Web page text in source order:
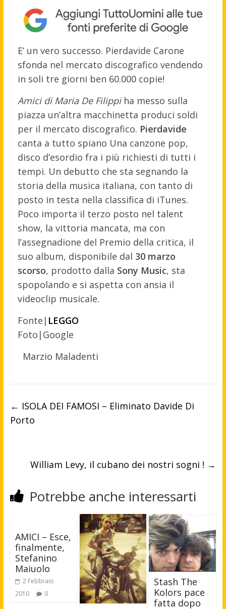
E’ un vero successo. Pierdavide Carone
sfonda nel mercato discografico vendendo
in soli tre giorni ben 60.000 copie!
Amici di Maria De Filippiha messo sulla
piazza un’altra macchinetta produci soldi
per il mercato discografico. Pierdavide
canta a tutto spiano Una canzone pop,
disco d’esordio fra i più richiesti di tutti i
tempi. Un debutto che sta segnando la
storia della musica italiana, con tanto di
posto in testa nella classifica di iTunes.
Poco importa il terzo posto nel talent
show, la vittoria mancata, ma con
l’assegnadione del Premio della critica, il
suo album, disponibile dal 30 marzo
scorso, prodotto dalla Sony Music, sta
spopolando e si aspetta con ansia il
videoclip musicale.
Fonte| LEGGO
Foto|Google
Marzio Maladenti
← ISOLA DEI FAMOSI – Eliminato Davide Di
Porto
William Levy, il cubano dei nostri sogni ! →
Potrebbe anche interessarti
AMICI – Esce,
finalmente,
Stefanino
Maiuolo
2 Febbraio
2010
0
Stash The
Kolors pace
fatta dopo